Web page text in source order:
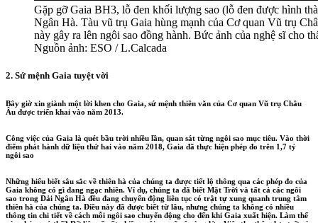
Gặp gỡ Gaia BH3, lỗ đen khối lượng sao (lỗ đen được hình
Ngân Hà. Tàu vũ trụ Gaia hùng mạnh của Cơ quan Vũ trụ
này gây ra lên ngôi sao đồng hành. Bức ảnh của nghệ sĩ cho
Nguồn ảnh: ESO / L.Calcada
2. Sứ mệnh Gaia tuyệt vời
Bây giờ xin giành một lời khen cho Gaia, sứ mệnh thiên văn của Cơ quan Vũ trụ Châu
Âu được triển khai vào năm 2013.
Công việc của Gaia là quét bầu trời nhiều lần, quan sát từng ngôi sao mục tiêu. Vào thời
điểm phát hành dữ liệu thứ hai vào năm 2018, Gaia đã thực hiện phép đo trên 1,7 tỷ
ngôi sao
Những hiểu biết sâu sắc về thiên hà của chúng ta được tiết lộ thông qua các phép đo của
Gaia không có gì đang ngạc nhiên. Ví dụ, chúng ta đã biết Mặt Trời và tất cả các ngôi
sao trong Dải Ngân Hà đều đang chuyển động liên tục có trật tự xung quanh trung tâm
thiên hà của chúng ta. Điều này đã được biết từ lâu, nhưng chúng ta không có nhiều
thông tin chi tiết về cách mỗi ngôi sao chuyển động cho đến khi Gaia xuất hiện. Làm thế